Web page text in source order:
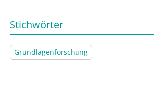
Stichwörter
Grundlagenforschung